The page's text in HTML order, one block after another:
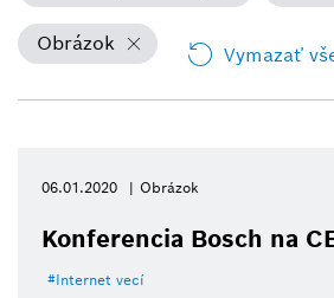
Obrázok Vymazať
06.01.2020 Obrázok
Konferencia Bosch na
Internet vecí